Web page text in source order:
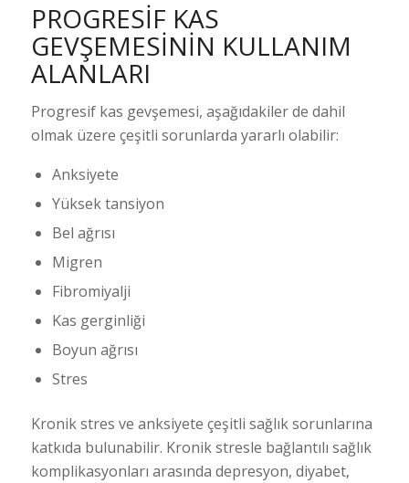
PROGRESIF KAS
GEVŞEMESININ KULLANIM
ALANLARI
Progresif kas gevşemesi, aşağıdakiler de dahil
olmak üzere çeşitli sorunlarda yararlı olabilir:
Anksiyete
Yüksek tansiyon
Bel ağrısı
Migren
Fibromiyalji
Kas gerginliği
Boyun ağrısı
Stres
Kronik stres ve anksiyete çeşitli sağlık sorunlarına
katkıda bulunabilir. Kronik stresle bağlantılı sağlık
komplikasyonları arasında depresyon, diyabet,